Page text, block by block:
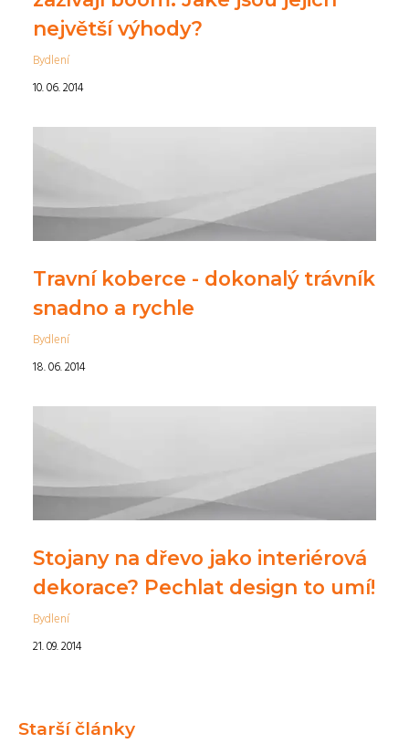
největší výhody?
Bydlení
10. 06. 2014
Travní koberce - dokonalý trávník
snadno a rychle
Bydlení
18. 06. 2014
Stojany na dřevo jako interiérová
dekorace? Pechlat design to umí!
Bydlení
21. 09. 2014
Starší články